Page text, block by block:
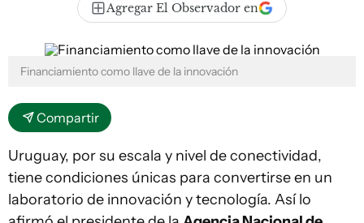
Agregar El Observador en
Financiamiento como llave de la innovación
Compartir
Uruguay, por su escala y nivel de conectividad,
tiene condiciones únicas para convertirse en un
laboratorio de innovación y tecnología. Así lo